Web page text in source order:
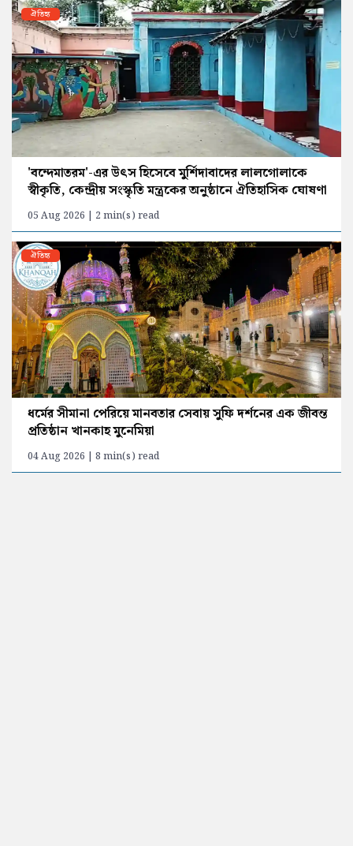
ঐতিহ্য
'বন্দেমাতরম'-এর উৎস হিসেবে মুর্শিদাবাদের লালগোলাকে
স্বীকৃতি, কেন্দ্রীয় সংস্কৃতি মন্ত্রকের অনুষ্ঠানে ঐতিহাসিক ঘোষণা
05 Aug 2026 | 2 min(s) read
ঐতিহ্য
ধর্মের সীমানা পেরিয়ে মানবতার সেবায় সুফি দর্শনের এক জীবন্ত
প্রতিষ্ঠান খানকাহ মুনেমিয়া
04 Aug 2026 | 8 min(s) read